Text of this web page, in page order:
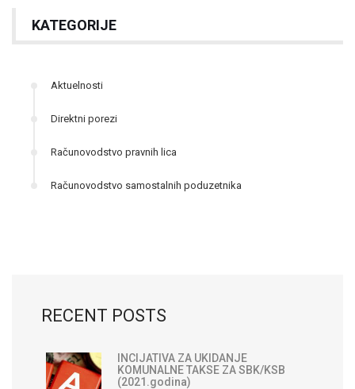
KATEGORIJE
Aktuelnosti
Direktni porezi
Računovodstvo pravnih lica
Računovodstvo samostalnih poduzetnika
RECENT POSTS
INCIJATIVA ZA UKIDANJE
KOMUNALNE TAKSE ZA SBK/KSB
(2021.godina)